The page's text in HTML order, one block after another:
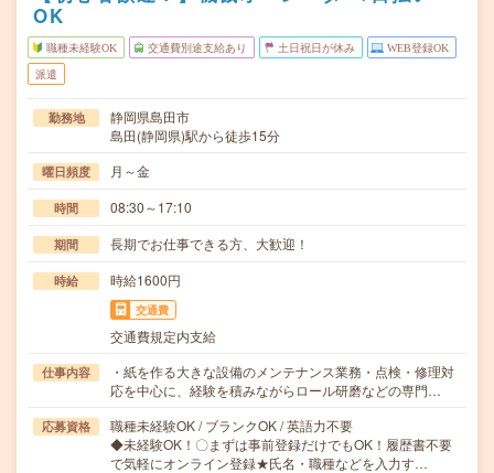
OK
職種未経験OK 交通費別途支給あり 土日祝日が休み WEB登録OK
派遣
勤務地
静岡県島田市
島田(静岡県)駅から徒歩15分
曜日頻度 月～金
時間 08:30～17:10
期間 長期でお仕事できる方、大歓迎！
時給 時給1600円
交通費
交通費規定内支給
仕事内容
・紙を作る大きな設備のメンテナンス業務・点検・修理対
応を中心に、経験を積みながらロール研磨などの専門…
応募資格
職種未経験OK / ブランクOK / 英語力不要
◆未経験OK！〇まずは事前登録だけでもOK！履歴書不要
で気軽にオンライン登録★氏名・職種などを入力す…